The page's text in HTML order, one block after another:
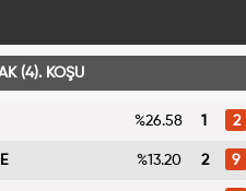
(4). KOŞU
%26.58
%13.20
1 2
2 9